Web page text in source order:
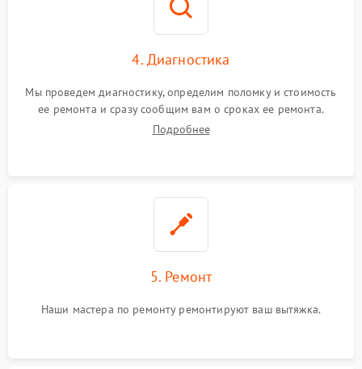
4. Диагностика
Мы проведем диагностику, определим поломку и стоимость
ее ремонта и сразу сообщим вам о сроках ее ремонта.
Подробнее
5. Ремонт
Наши мастера по ремонту ремонтируют ваш вытяжка.